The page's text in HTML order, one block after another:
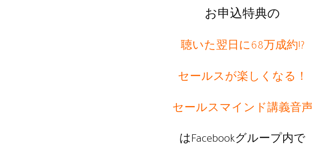
お申込特典の
聴いた翌日に68万成約!?
セールスが楽しくなる！
セールスマインド講義音声
はFacebookグループ内で